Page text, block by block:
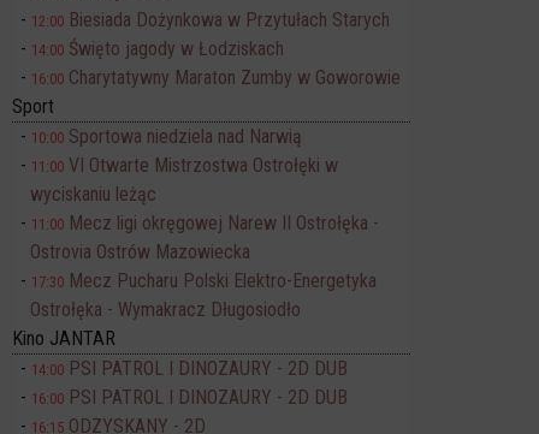
12:00 Biesiada Dożynkowa w Przytułach Starych
14:00 Święto jagody w Łodziskach
16:00 Charytatywny Maraton Zumby w Goworowie
Sport
10:00 Sportowa niedziela nad Narwią
11:00 VI Otwarte Mistrzostwa Ostrołęki w
wyciskaniu leżąc
11:00 Mecz ligi okręgowej Narew II Ostrołęka -
Ostrovia Ostrów Mazowiecka
17:30 Mecz Pucharu Polski Elektro-Energetyka
Ostrołęka - Wymakracz Długosiodło
Kino JANTAR
14:00 PSI PATROL I DINOZAURY - 2D DUB
16:00 PSI PATROL I DINOZAURY - 2D DUB
16:15 ODZYSKANY - 2D